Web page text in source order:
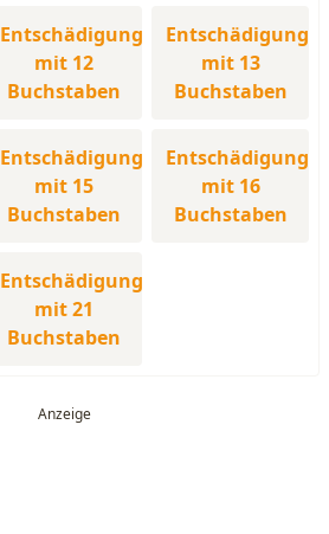
Entschädigung
mit 12
Buchstaben
Entschädigung
mit 13
Buchstaben
Entschädigung
mit 15
Buchstaben
Entschädigung
mit 16
Buchstaben
Entschädigung
mit 21
Buchstaben